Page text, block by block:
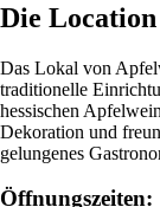
Die
Das Lokal von
traditionelle
hessischen
Dekoration und
gelungenes
Öffnungszeiten: